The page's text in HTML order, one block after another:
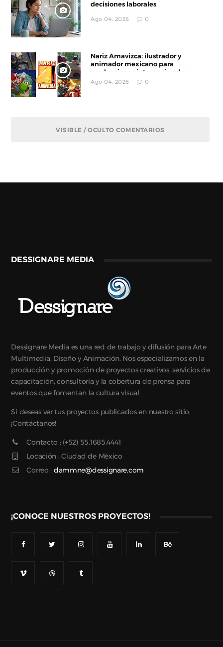
decisiones laborales
Ago 04, 2026 0
Nariz Amavizca: ilustrador y
animador mexicano para
producciones internacionales
Ago 04, 2026 0
VISIBLE / OCULTO COMENTARIOS
DESSIGNARE MEDIA
Dessignare Media es una red de trabajo y difusión para Arte
Multimedia, Diseño y Animación. Nos especializamos en la
producción y promoción de proyectos creativos, servicios de
capacitación, consultoría y la cobertura de prensa para
eventos que fomentan la cultura visual.
Si deseas ver tus proyectos publicados en nuestro sitio,
¡Contáctanos!
Contacto : (+52) 55.1685.4441
Locación : Ciudad de México
Correo : dammne@dessignare.com
¡CONOCE NUESTROS PROYECTOS!